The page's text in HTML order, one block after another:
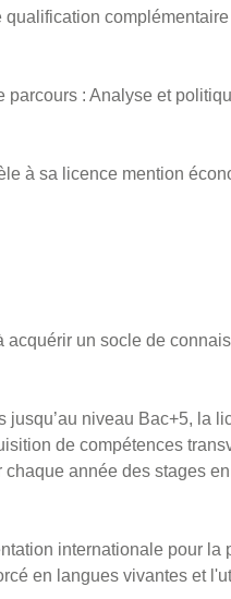
: Analyse et
à sa licence mention
un socle de
jusqu’au niveau Bac+5, la
de compétences
année des stages
internationale pour la
en langues vivantes et